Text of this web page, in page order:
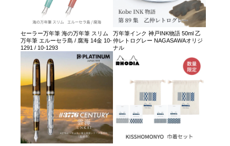
セーラー万年筆 海の万年筆 スリム
万年筆 エルーセラ島 / 腐海 14金 10-
1291 / 10-1293
万年筆インク 神戸INK物語 50ml 乙
仲レトログレー NAGASAWAオリジ
ナル